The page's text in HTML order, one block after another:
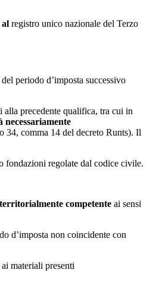
al registro unico nazionale del Terzo
periodo d’imposta successivo
precedente qualifica, tra cui in
34, comma 14 del decreto Runts). Il
fondazioni regolate dal codice civile.
competente ai sensi
d’imposta non coincidente con
materiali presenti